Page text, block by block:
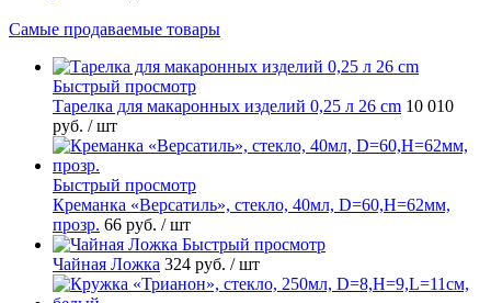
Самые продаваемые товары
Быстрый просмотр
Тарелка для макаронных изделий 0,25 л 26 cm 10 010
руб. / шт
Быстрый просмотр
Креманка «Версатиль», стекло, 40мл, D=60,H=62мм,
прозр. 66 руб. / шт
Быстрый просмотр
Чайная Ложка 324 руб. / шт